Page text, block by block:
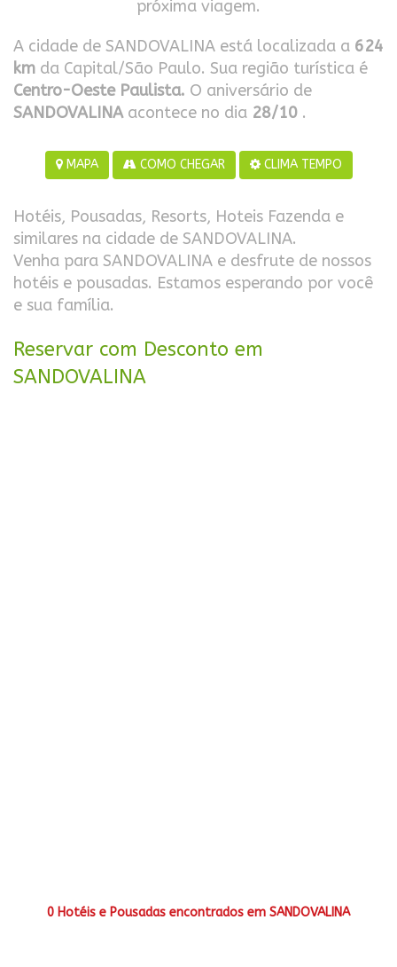
próxima viagem.
A cidade de SANDOVALINA está localizada a 624
km da Capital/São Paulo. Sua região turística é
Centro-Oeste Paulista. O aniversário de
SANDOVALINAacontece no dia 28/10 .
MAPA COMO CHEGAR CLIMA TEMPO
Hotéis, Pousadas, Resorts, Hoteis Fazenda e
similares na cidade de SANDOVALINA.
Venha para SANDOVALINA e desfrute de nossos
hotéis e pousadas. Estamos esperando por você
e sua família.
Reservar com Desconto em
SANDOVALINA
0 Hotéis e Pousadas encontrados em SANDOVALINA